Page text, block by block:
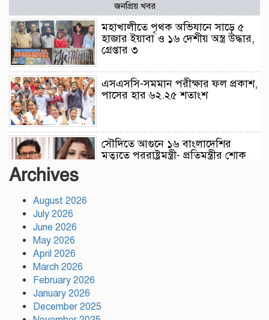
জনপ্রিয় খবর
মহাখালীতে পৃথক অভিযানে সাড়ে ৫
হাজার ইয়াবা ও ১৬ দেশীয় অস্ত্র উদ্ধার,
গ্রেপ্তার ৩
এসএসসি-সমমান পরীক্ষার ফল প্রকাশ,
পাসের হার ৬২.২৫ শতাংশ
সৌদিতে আগুনে ১৬ বাংলাদেশির
মৃত্যুতে পররাষ্ট্রমন্ত্রী- প্রতিমন্ত্রীর শোক
Archives
August 2026
July 2026
June 2026
May 2026
April 2026
March 2026
February 2026
January 2026
December 2025